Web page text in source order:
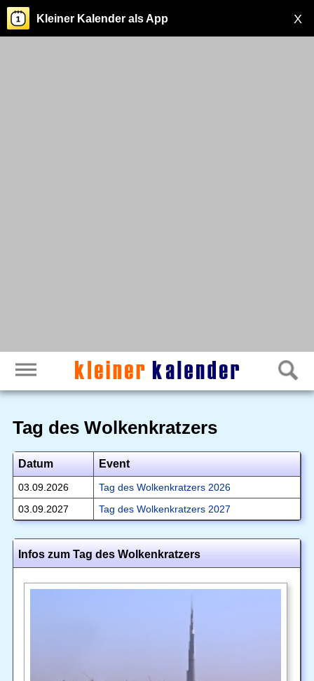
X
Kleiner Kalender als App
Tag des Wolkenkratzers
Datum Event
03.09.2026
Tag des Wolkenkratzers 2026
03.09.2027
Tag des Wolkenkratzers 2027
Infos zum Tag des Wolkenkratzers